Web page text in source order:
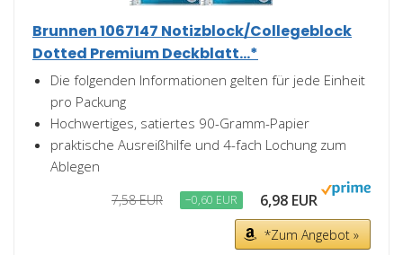
Brunnen 1067147 Notizblock/Collegeblock
Dotted Premium Deckblatt...*
Die folgenden Informationen gelten für jede Einheit
pro Packung
Hochwertiges, satiertes 90-Gramm-Papier
praktische Ausreißhilfe und 4-fach Lochung zum
Ablegen
7,58 EUR −0,60 EUR 6,98 EUR
*Zum Angebot »